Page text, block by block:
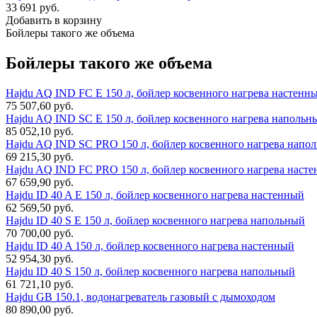
33 691 руб.
Добавить в корзину
Бойлеры такого же объема
Бойлеры такого же объема
Hajdu AQ IND FC E 150 л, бойлер косвенного нагрева
75 507,60 руб.
Hajdu AQ IND SC E 150 л, бойлер косвенного нагрева
85 052,10 руб.
Hajdu AQ IND SC PRO 150 л, бойлер косвенного нагрева
69 215,30 руб.
Hajdu AQ IND FC PRO 150 л, бойлер косвенного нагрева
67 659,90 руб.
Hajdu ID 40 A E 150 л, бойлер косвенного нагрева настенный
62 569,50 руб.
Hajdu ID 40 S E 150 л, бойлер косвенного нагрева напольный
70 700,00 руб.
Hajdu ID 40 A 150 л, бойлер косвенного нагрева настенный
52 954,30 руб.
Hajdu ID 40 S 150 л, бойлер косвенного нагрева напольный
61 721,10 руб.
Hajdu GB 150.1, водонагреватель газовый с дымоходом
80 890,00 руб.